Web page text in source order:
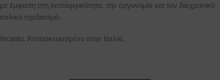
με έμφαση στη λειτουργικότητα, την εργονομία και τον διαχρονικό
ιταλικό σχεδιασμό.
Incanto. Κατασκευασμένο στην Ιταλία.